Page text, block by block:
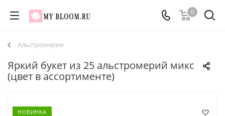
0
Альстромерии
Яркий букет из 25 альстромерий микс
(цвет в ассортименте)
НОВИНКА